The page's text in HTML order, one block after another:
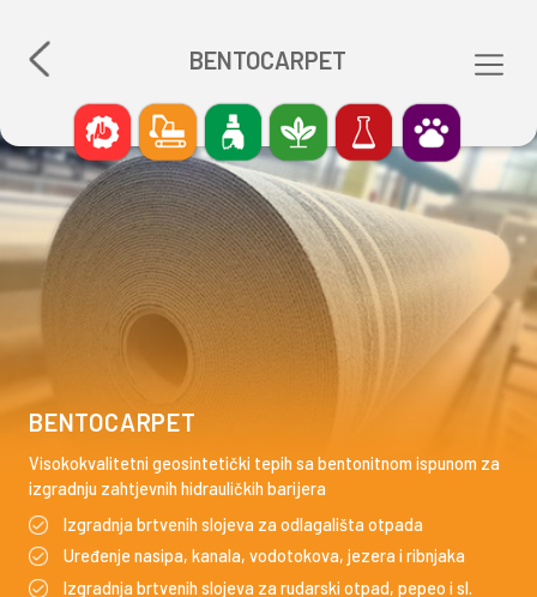
BENTOCARPET
BENTOCARPET
Visokokvalitetni geosintetički tepih sa bentonitnom